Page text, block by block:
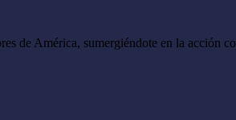
de América, sumergiéndote en la acción